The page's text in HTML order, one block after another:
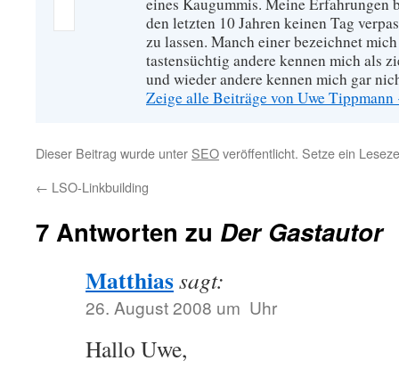
den letzten 10 Jahren keinen Tag
zu lassen. Manch einer bezeichnet
tastensüchtig andere kennen mich als
und wieder andere kennen mich gar
Zeige alle Beiträge von Uwe Tippmann
Dieser Beitrag wurde unter SEOveröffentlicht. Setze ein
← LSO-Linkbuilding
7 Antworten zu Der Gastautor
Matthiassagt:
26. August 2008 um Uhr
Hallo Uwe,